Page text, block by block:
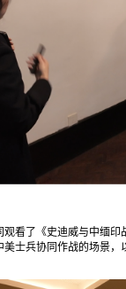
观看了《史迪威与中缅
美士兵协同作战的场景